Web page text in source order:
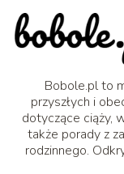
Bobole.pl to
przyszłych i
dotyczące ciąży,
także porady z
rodzinnego.